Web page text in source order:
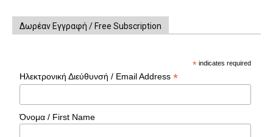
Δωρέαν Εγγραφή / Free Subscription
* indicates required
Ηλεκτρονική Διεύθυνσή / Email Address*
Όνομα / First Name